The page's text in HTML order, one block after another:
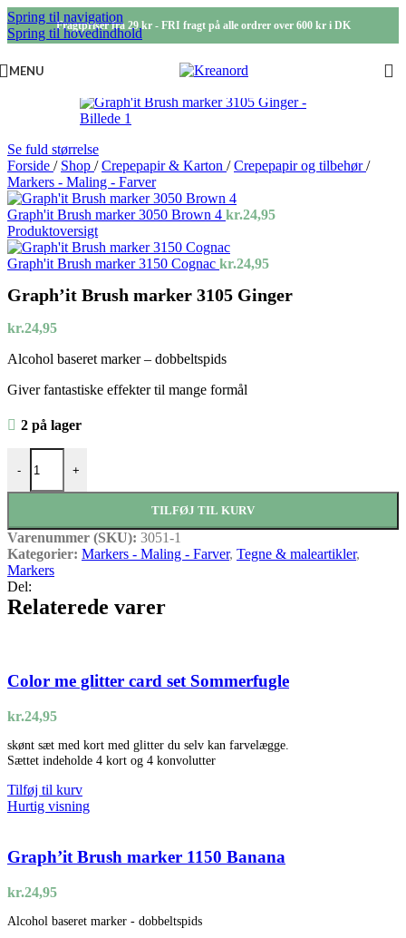
Spring til navigation
Spring til hovedindhold
Fragtpriser fra 29 kr - FRI fragt på alle ordrer over 600 kr i DK
MENU
Se fuld størrelse
Forside / Shop / Crepepapir & Karton / Crepepapir og tilbehør/
Markers - Maling - Farver
Graph'it Brush marker 3050 Brown 4 kr.24,95
Produktoversigt
Graph'it Brush marker 3150 Cognac kr.24,95
Graph’it Brush marker 3105 Ginger
kr.24,95
Alcohol baseret marker – dobbeltspids
Giver fantastiske effekter til mange formål
2 på lager
-
Graph'it Brush marker 3105 Ginger antal
+
TILFØJ TIL KURV
Varenummer (SKU): 3051-1
Kategorier: Markers - Maling - Farver, Tegne & maleartikler,
Markers
Del:
Relaterede varer
Color me glitter card set Sommerfugle
kr.24,95
skønt sæt med kort med glitter du selv kan farvelægge.
Sættet indeholde 4 kort og 4 konvolutter
Tilføj til kurv
Hurtig visning
Graph’it Brush marker 1150 Banana
kr.24,95
Alcohol baseret marker - dobbeltspids